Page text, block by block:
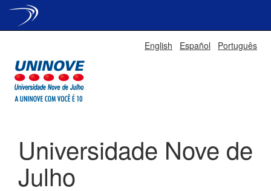
English Español Português
Universidade Nove de
Julho